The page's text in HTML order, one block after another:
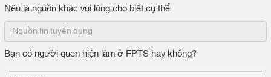
Nếu là nguồn khác vui lòng cho biết cụ thể
Bạn có người quen hiện làm ở FPTS hay không?